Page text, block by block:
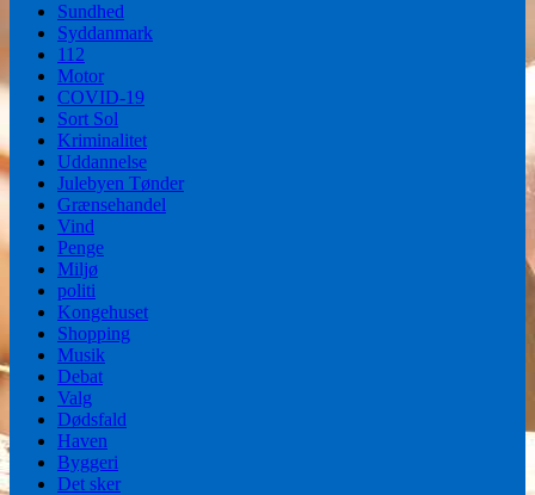
Sundhed
Syddanmark
112
Motor
COVID-19
Sort Sol
Kriminalitet
Uddannelse
Julebyen Tønder
Grænsehandel
Vind
Penge
Miljø
politi
Kongehuset
Shopping
Musik
Debat
Valg
Dødsfald
Haven
Byggeri
Det sker